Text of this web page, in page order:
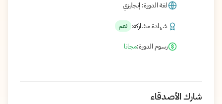
لغة الدورة: إنجليزي
شهادة مشاركة: نعم
رسوم الدورة:مجانا
شارك الأصدقاء